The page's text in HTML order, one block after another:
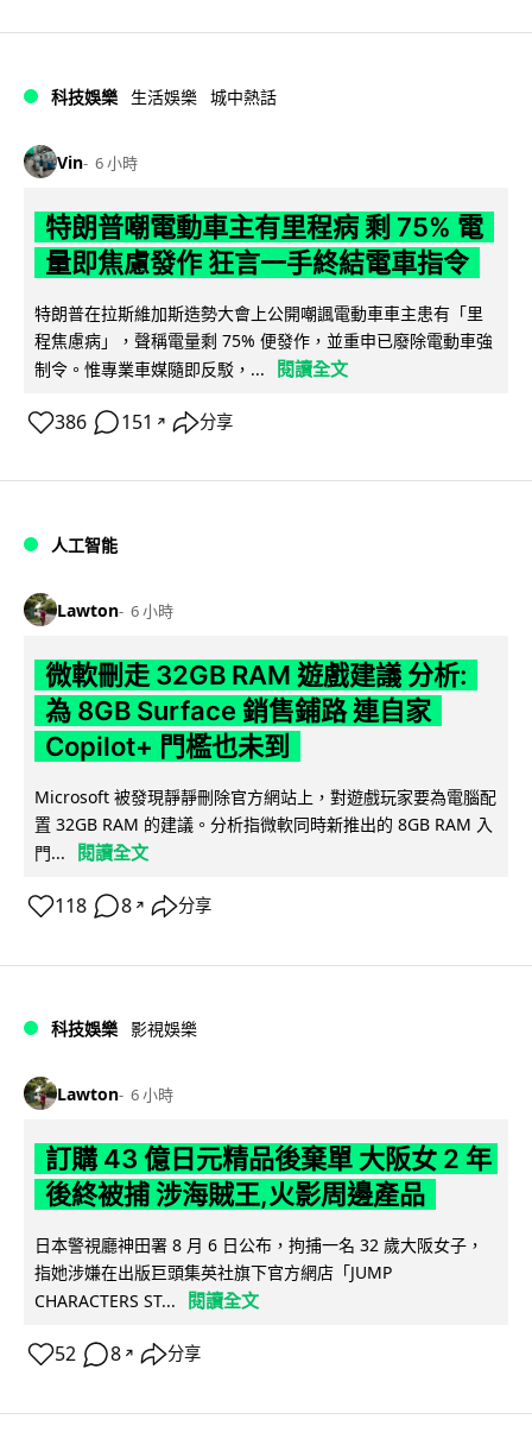
科技娛樂 生活娛樂 城中熱話
Vin 6 小時
特朗普嘲電動車主有里程病 剩 75% 電
量即焦慮發作 狂言一手終結電車指令
特朗普在拉斯維加斯造勢大會上公開嘲諷電動車車主患有「里
程焦慮病」，聲稱電量剩 75% 便發作，並重申已廢除電動車強
制令。惟專業車媒隨即反駁，...
閱讀全文
386 151 ↗ 分享
人工智能
Lawton 6 小時
微軟刪走 32GB RAM 遊戲建議 分析:
為 8GB Surface 銷售鋪路 連自家
Copilot+ 門檻也未到
Microsoft 被發現靜靜刪除官方網站上，對遊戲玩家要為電腦配
置 32GB RAM 的建議。分析指微軟同時新推出的 8GB RAM 入
門...
閱讀全文
118 8 ↗ 分享
科技娛樂 影視娛樂
Lawton 6 小時
訂購 43 億日元精品後棄單 大阪女 2 年
後終被捕 涉海賊王,火影周邊產品
日本警視廳神田署 8 月 6 日公布，拘捕一名 32 歲大阪女子，
指她涉嫌在出版巨頭集英社旗下官方網店「JUMP
CHARACTERS ST...
閱讀全文
52 8 ↗ 分享